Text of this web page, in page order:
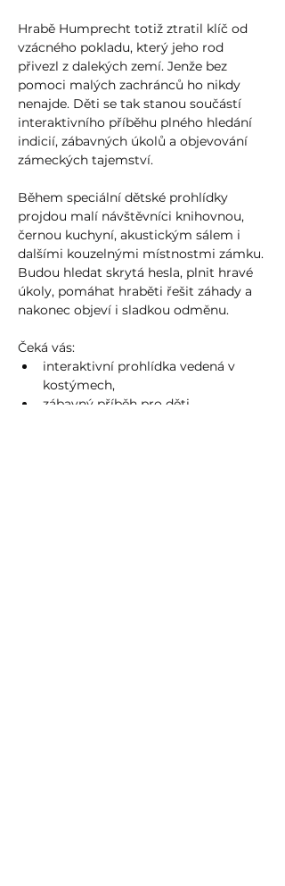
Hrabě Humprecht totiž ztratil klíč od
vzácného pokladu, který jeho rod
přivezl z dalekých zemí. Jenže bez
pomoci malých zachránců ho nikdy
nenajde. Děti se tak stanou součástí
interaktivního příběhu plného hledání
indicií, zábavných úkolů a objevování
zámeckých tajemství.
Během speciální dětské prohlídky
projdou malí návštěvníci knihovnou,
černou kuchyní, akustickým sálem i
dalšími kouzelnými místnostmi zámku.
Budou hledat skrytá hesla, plnit hravé
úkoly, pomáhat hraběti řešit záhady a
nakonec objeví i sladkou odměnu.
Čeká vás:
interaktivní prohlídka vedená v
kostýmech,
zábavný příběh pro děti,